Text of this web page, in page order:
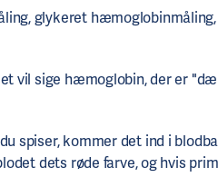
glykeret
vil sige hæmoglobin, der er
spiser, kommer det ind i
dets røde farve, og hvis